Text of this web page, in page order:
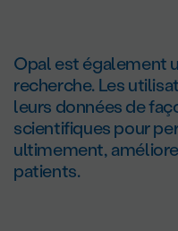
Opal est également
recherche. Les
leurs données de
scientifiques pour
ultimement,
patients.